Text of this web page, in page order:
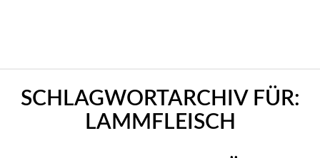
SCHLAGWORTARCHIV FÜR:
LAMMFLEISCH